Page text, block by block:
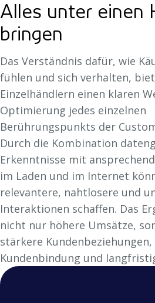
Alles unter einen
bringen
Das Verständnis dafür, wie
fühlen und sich verhalten,
Einzelhändlern einen klaren
Optimierung jedes einzelnen
Berührungspunkts der
Durch die Kombination
Erkenntnisse mit
im Laden und im Internet
relevantere, nahtlosere und
Interaktionen schaffen. Das
nicht nur höhere Umsätze,
stärkere
Kundenbindung und